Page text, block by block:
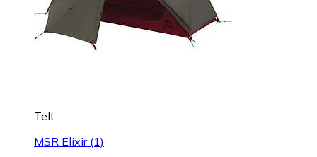
Telt
MSR Elixir (1)